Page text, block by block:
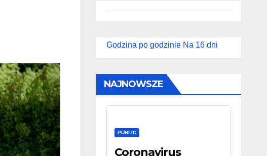
Godzina po godzinie Na 16 dni
NAJNOWSZE
PUBLIC
Coronavirus